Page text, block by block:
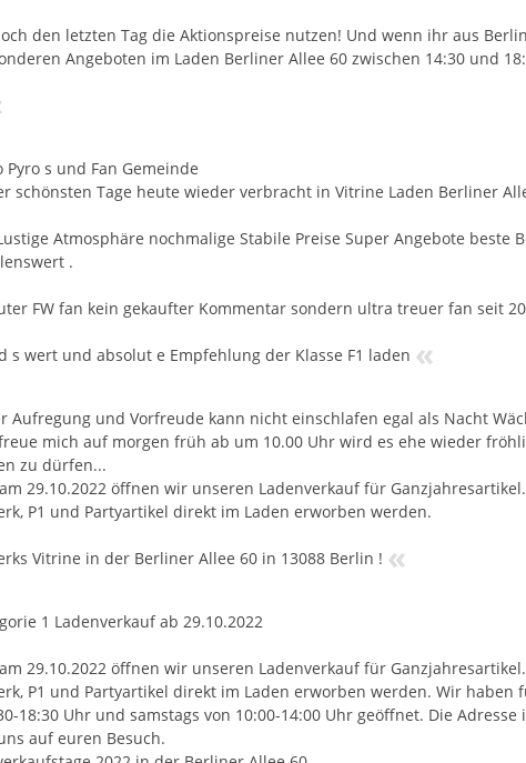
den letzten Tag die Aktionspreise nutzen! Und wenn ihr aus
Angeboten im Laden Berliner Allee 60 zwischen 14:30 und
Pyro s und Fan Gemeinde
schönsten Tage heute wieder verbracht in Vitrine Laden Berliner
Atmosphäre nochmalige Stabile Preise Super Angebote beste
.
FW fan kein gekaufter Kommentar sondern ultra treuer fan seit
s wert und absolut e Empfehlung der Klasse F1 laden «
Aufregung und Vorfreude kann nicht einschlafen egal als Nacht
mich auf morgen früh ab um 10.00 Uhr wird es ehe wieder
zu dürfen...
29.10.2022 öffnen wir unseren Ladenverkauf für
P1 und Partyartikel direkt im Laden erworben werden.
Vitrine in der Berliner Allee 60 in 13088 Berlin ! «
1 Ladenverkauf ab 29.10.2022
29.10.2022 öffnen wir unseren Ladenverkauf für
P1 und Partyartikel direkt im Laden erworben werden. Wir
18:30 Uhr und samstags von 10:00-14:00 Uhr geöffnet. Die
auf euren Besuch.